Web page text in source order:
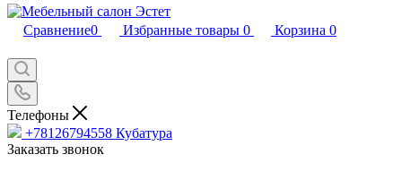
Сравнение0 Избранные товары 0 Корзина 0
Телефоны
+78126794558 Кубатура
Заказать звонок